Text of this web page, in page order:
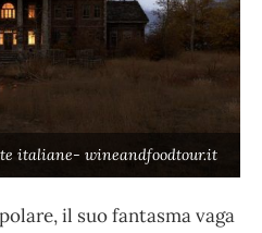
italiane- wineandfoodtour.it
il suo fantasma vaga